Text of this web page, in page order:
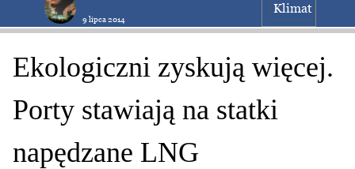
9 lipca 2014
Klimat
Ekologiczni zyskują więcej.
Porty stawiają na statki
napędzane LNG